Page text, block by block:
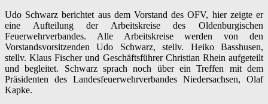
Udo Schwarz berichtet aus dem Vorstand des OFV, hier zeigte er
eine Aufteilung der Arbeitskreise des Oldenburgischen
Feuerwehrverbandes. Alle Arbeitskreise werden von den
Vorstandsvorsitzenden Udo Schwarz, stellv. Heiko Basshusen,
stellv. Klaus Fischer und Geschäftsführer Christian Rhein aufgeteilt
und begleitet. Schwarz sprach noch über ein Treffen mit dem
Präsidenten des Landesfeuerwehrverbandes Niedersachsen, Olaf
Kapke.